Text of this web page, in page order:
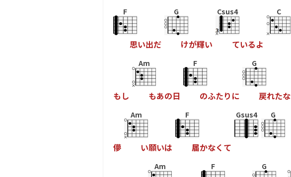
F
思い出だ
G
けが輝い
Csus4
ているよ
C
もし
Am
もあの日
F
のふたり に
G
戻れたな
儚
Am
い願いは
F
届かなく て
Gsus4 G
Am F G